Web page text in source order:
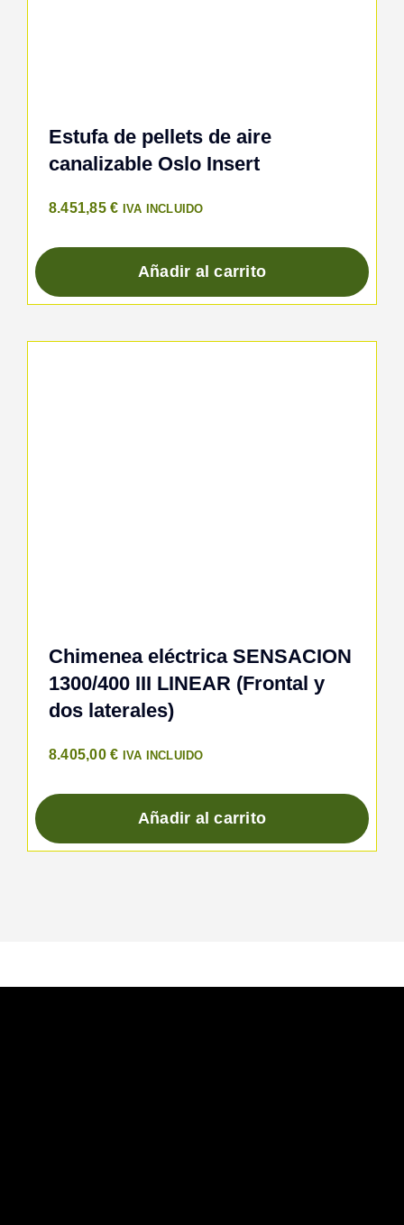
Estufa de pellets de aire
canalizable Oslo Insert
8.451,85€ IVA INCLUIDO
Añadir al carrito
Chimenea eléctrica SENSACION
1300/400 III LINEAR (Frontal y
dos laterales)
8.405,00€ IVA INCLUIDO
Añadir al carrito